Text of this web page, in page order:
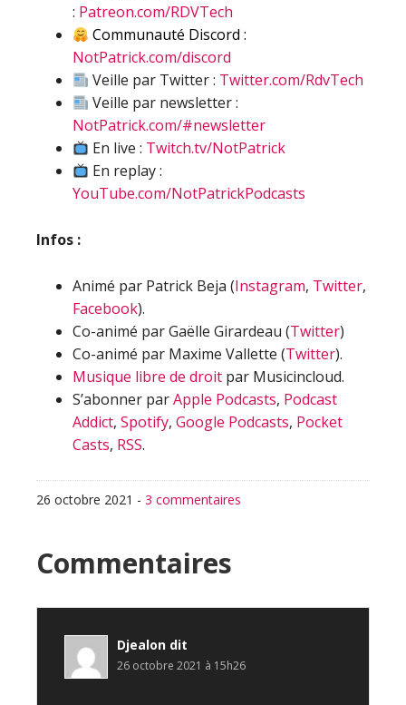
: Patreon.com/RDVTech
Communauté Discord :
NotPatrick.com/discord
Veille par Twitter : Twitter.com/RdvTech
Veille par newsletter :
NotPatrick.com/#newsletter
En live : Twitch.tv/NotPatrick
En replay :
YouTube.com/NotPatrickPodcasts
Infos :
Animé par Patrick Beja (Instagram, Twitter,
Facebook).
Co-animé par Gaëlle Girardeau (Twitter)
Co-animé par Maxime Vallette (Twitter).
Musique libre de droit par Musicincloud.
S’abonner parApple Podcasts, Podcast
Addict, Spotify, Google Podcasts, Pocket
Casts, RSS.
26 octobre 2021 - 3 commentaires
Interactions
du
lecteur
Commentaires
Djealon dit
26 octobre 2021 à 15h26